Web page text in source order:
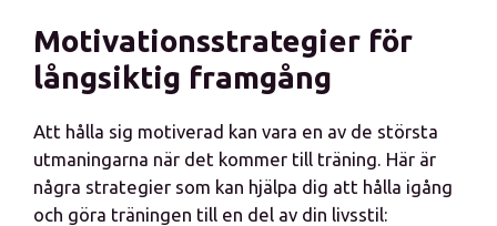
Motivationsstrategier för
långsiktig framgång
Att hålla sig motiverad kan vara en av de största
utmaningarna när det kommer till träning. Här är
några strategier som kan hjälpa dig att hålla igång
och göra träningen till en del av din livsstil: